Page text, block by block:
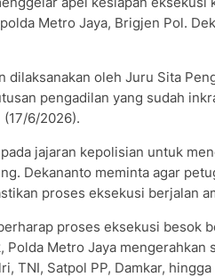
Metro Jaya, Brigjen Pol.
dilaksanakan oleh Juru Sita
pengadilan yang sudah
(17/6/2026).
jajaran kepolisian untuk
Dekananto meminta agar
proses eksekusi berjalan
proses eksekusi besok
Polda Metro Jaya
TNI, Satpol PP, Damkar,